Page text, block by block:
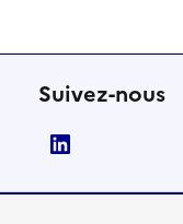
Suivez-nous